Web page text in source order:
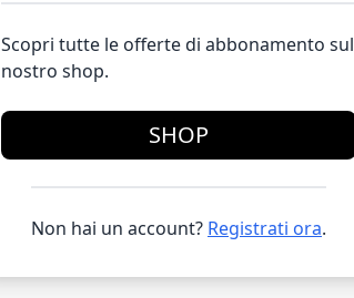
Scopri tutte le offerte di abbonamento sul
nostro shop.
SHOP
Non hai un account? Registrati ora.